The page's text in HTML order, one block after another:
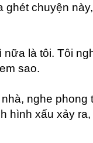
ghét chuyện
là tôi. Tôi
sao.
nghe phong
hình xấu xảy